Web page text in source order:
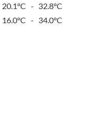
20.1°C - 32.8°C
16.0°C - 34.0°C